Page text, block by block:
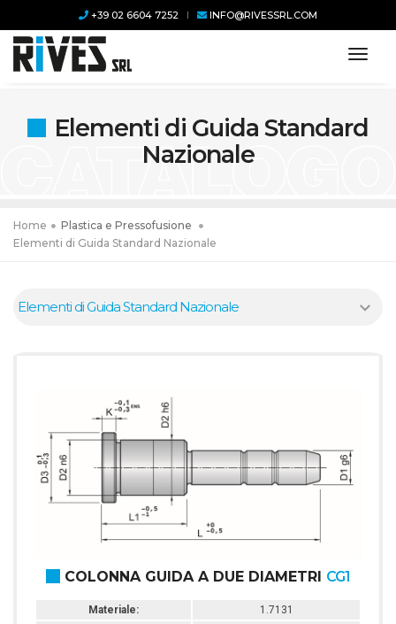
+39 02 6604 7252 INFO@RIVESSRL.COM
Elementi di Guida Standard
Nazionale
Home
Plastica e Pressofusione
Elementi di Guida Standard Nazionale
COLONNA GUIDA A DUE DIAMETRI CG1
Materiale:
1.7131